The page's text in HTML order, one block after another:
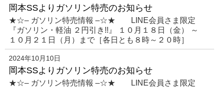
岡本SSよりガソリン特売のお知らせ
★☆– ガソリン特売情報 –☆★ LINE会員さま限定
『ガソリン・軽油 ２円引き!!』 １０月１８日（金） ～
１０月２１日（月）まで［各日とも８時～２０時］
2024年10月10日
岡本SSよりガソリン特売のお知らせ
★☆– ガソリン特売情報 –☆★ LINE会員さま限定